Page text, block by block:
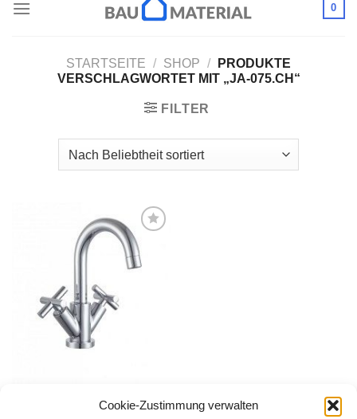
Cookie-Zustimmung verwalten
Inhalt
0
STARTSEITE / SHOP /
PRODUKTE
VERSCHLAGWORTET MIT „JA-075.CH“
FILTER
Zur
Wunschliste
hinzufügen
Waschtischarmatur JaWa